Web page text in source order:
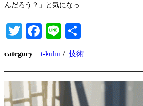
んだろう？」と気になっ...
TwitterFacebook
Line
有
category t-kuhn / 技術